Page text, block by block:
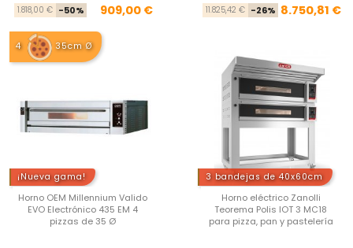
Precio base
1.818,00 € -50% Precio
909,00 € 11.825,42 € -26% 8.750,81 €
4 35cm Ø
¡Nueva gama!
Horno OEM Millennium Valido
EVO Electrónico 435 EM 4
pizzas de 35 Ø
3 bandejas de 40x60cm
Horno eléctrico Zanolli
Teorema Polis IOT 3 MC18
para pizza, pan y pastelería